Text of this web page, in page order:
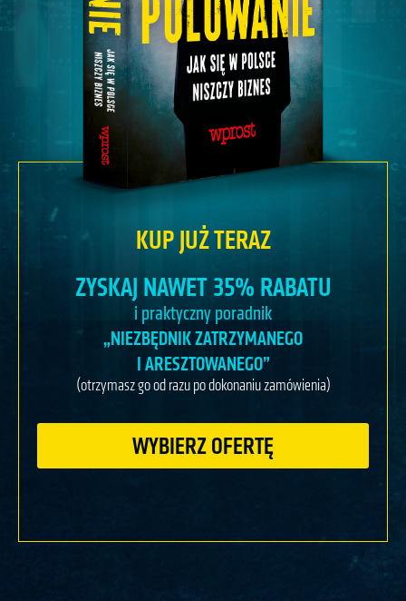
KUP JUŻ TERAZ
ZYSKAJ NAWET 35% RABATU
i praktyczny poradnik
„NIEZBĘDNIK ZATRZYMANEGO
I ARESZTOWANEGO”
(otrzymasz go od razu po dokonaniu zamówienia)
WYBIERZ OFERTĘ